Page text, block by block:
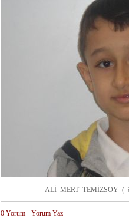
ALİ MERT TEMİZSOY (
0 Yorum - Yorum Yaz